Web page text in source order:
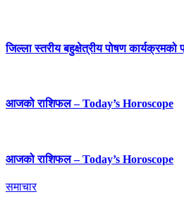
जिल्ला स्तरीय बहुक्षेत्रीय पोषण कार्यक्रमको
आजको राशिफल – Today’s Horoscope
आजको राशिफल – Today’s Horoscope
समाचार